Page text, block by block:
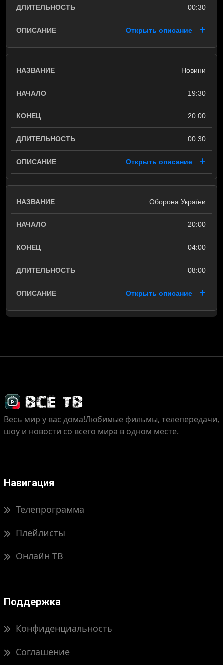
00:30
Открыть описание
Новини
19:30
20:00
00:30
Открыть описание
Оборона України
20:00
04:00
08:00
Открыть описание
Весь мир у вас дома!Любимые фильмы, телепередачи,
шоу и новости со всего мира в одном месте.
Навигация
Телепрограмма
Плейлисты
Онлайн ТВ
Поддержка
Конфиденциальность
Соглашение